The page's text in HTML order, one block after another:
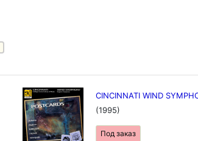
CINCINNATI WIND
(1995)
Под заказ